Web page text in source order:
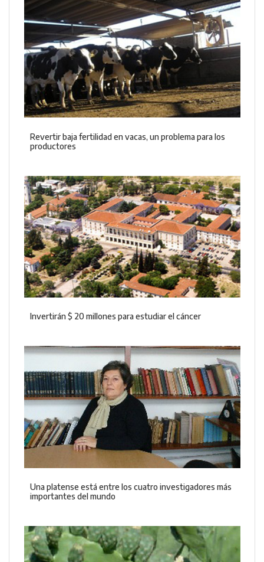
Revertir baja fertilidad en vacas, un problema para los
productores
Invertirán $ 20 millones para estudiar el cáncer
Una platense está entre los cuatro investigadores más
importantes del mundo